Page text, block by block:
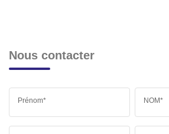
Nous contacter
Prénom* NOM*